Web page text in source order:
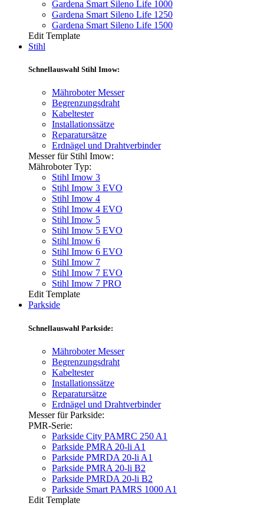
Gardena Smart Sileno Life 1000
Gardena Smart Sileno Life 1250
Gardena Smart Sileno Life 1500
Edit Template
Stihl
Schnellauswahl Stihl Imow:
Mähroboter Messer
Begrenzungsdraht
Kabeltester
Installationssätze
Reparatursätze
Erdnägel und Drahtverbinder
Messer für Stihl Imow:
Mähroboter Typ:
Stihl Imow 3
Stihl Imow 3 EVO
Stihl Imow 4
Stihl Imow 4 EVO
Stihl Imow 5
Stihl Imow 5 EVO
Stihl Imow 6
Stihl Imow 6 EVO
Stihl Imow 7
Stihl Imow 7 EVO
Stihl Imow 7 PRO
Edit Template
Parkside
Schnellauswahl Parkside:
Mähroboter Messer
Begrenzungsdraht
Kabeltester
Installationssätze
Reparatursätze
Erdnägel und Drahtverbinder
Messer für Parkside:
PMR-Serie:
Parkside City PAMRC 250 A1
Parkside PMRA 20-li A1
Parkside PMRDA 20-li A1
Parkside PMRA 20-li B2
Parkside PMRDA 20-li B2
Parkside Smart PAMRS 1000 A1
Edit Template